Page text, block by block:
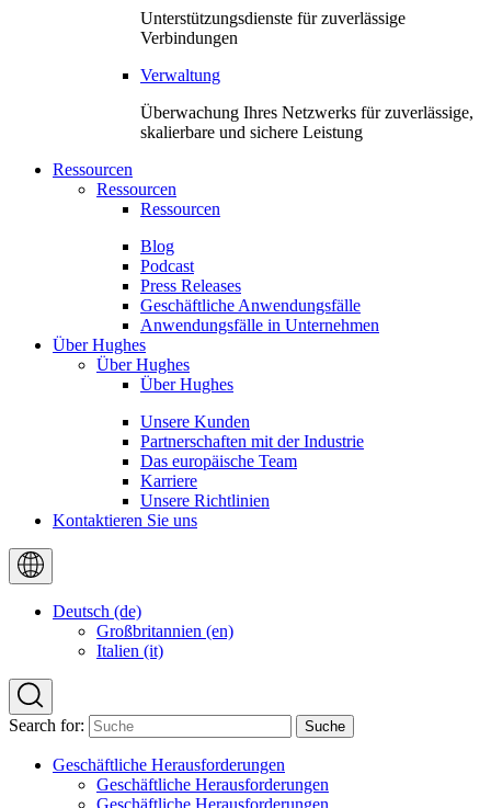
Unterstützungsdienste für zuverlässige
Verbindungen
Verwaltung
Überwachung Ihres Netzwerks für zuverlässige,
skalierbare und sichere Leistung
Ressourcen
Ressourcen
Ressourcen
Blog
Podcast
Press Releases
Geschäftliche Anwendungsfälle
Anwendungsfälle in Unternehmen
Über Hughes
Über Hughes
Über Hughes
Unsere Kunden
Partnerschaften mit der Industrie
Das europäische Team
Karriere
Unsere Richtlinien
Kontaktieren Sie uns
Deutsch (de)
Großbritannien (en)
Italien (it)
Search for:
Geschäftliche Herausforderungen
Geschäftliche Herausforderungen
Geschäftliche Herausforderungen